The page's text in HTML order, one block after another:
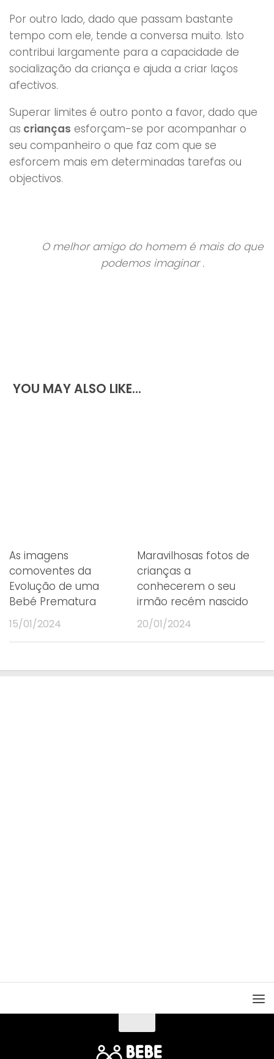
Por outro lado, dado que passam bastante
tempo com ele, tende a conversa muito. Isto
contribui largamente para a capacidade de
socialização da criança e ajuda a criar laços
afectivos.
Superar limites é outro ponto a favor, dado que
as crianças esforçam-se por acompanhar o
seu companheiro o que faz com que se
esforcem mais em determinadas tarefas ou
objectivos.
O melhor amigo do homem é mais do que
podemos imaginar .
YOU MAY ALSO LIKE...
As imagens
comoventes da
Evolução de uma
Bebé Prematura
15/01/2024
Maravilhosas fotos de
crianças a
conhecerem o seu
irmão recém nascido
20/01/2024